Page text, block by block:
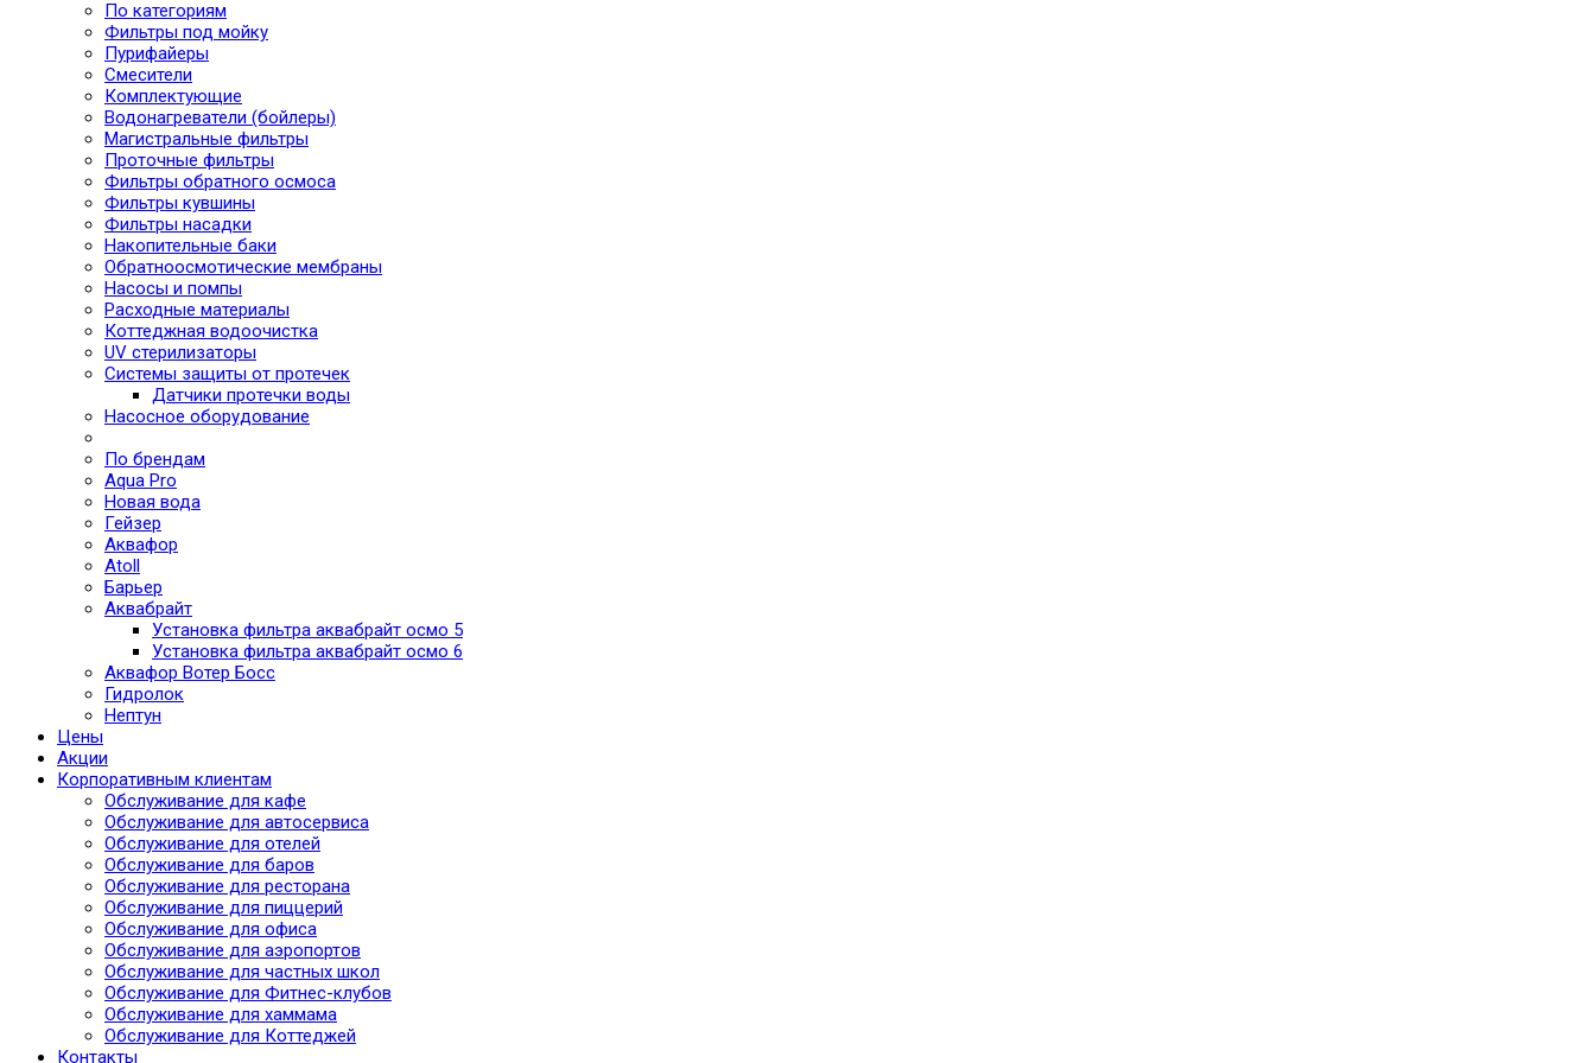
По категориям
Фильтры под мойку
Пурифайеры
Смесители
Комплектующие
Водонагреватели (бойлеры)
Магистральные фильтры
Проточные фильтры
Фильтры обратного осмоса
Фильтры кувшины
Фильтры насадки
Накопительные баки
Обратноосмотические мембраны
Насосы и помпы
Расходные материалы
Коттеджная водоочистка
UV стерилизаторы
Системы защиты от протечек
Датчики протечки воды
Насосное оборудование
По брендам
Aqua Pro
Новая вода
Гейзер
Аквафор
Atoll
Барьер
Аквабрайт
Установка фильтра аквабрайт осмо 5
Установка фильтра аквабрайт осмо 6
Аквафор Вотер Босс
Гидролок
Нептун
Цены
Акции
Корпоративным клиентам
Обслуживание для кафе
Обслуживание для автосервиса
Обслуживание для отелей
Обслуживание для баров
Обслуживание для ресторана
Обслуживание для пиццерий
Обслуживание для офиса
Обслуживание для аэропортов
Обслуживание для частных школ
Обслуживание для Фитнес-клубов
Обслуживание для хаммама
Обслуживание для Коттеджей
Контакты